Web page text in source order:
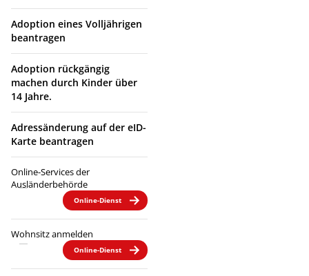
Adoption eines Volljährigen
beantragen
Adoption rückgängig
machen durch Kinder über
14 Jahre.
Adressänderung auf der eID-
Karte beantragen
Online-Services der
Ausländerbehörde
Online-Dienst
Wohnsitz anmelden
Online-Dienst